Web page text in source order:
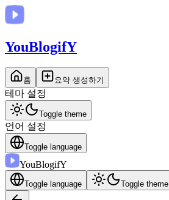
YouBlogifY
홈 요약 생성하기
테마 설정
Toggle theme
언어 설정
Toggle language
YouBlogifY
Toggle language Toggle theme